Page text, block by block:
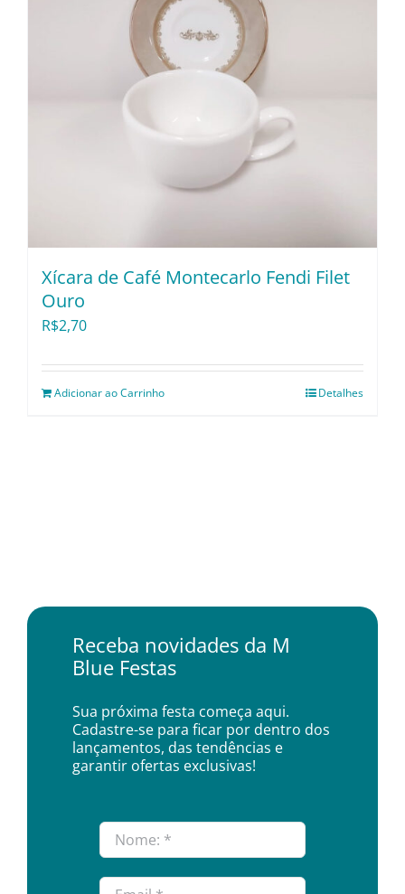
Xícara de Café Montecarlo Fendi Filet
Ouro
R$2,70
Adicionar ao Carrinho Detalhes
Receba novidades da M
Blue Festas
Sua próxima festa começa aqui.
Cadastre-se para ficar por dentro dos
lançamentos, das tendências e
garantir ofertas exclusivas!